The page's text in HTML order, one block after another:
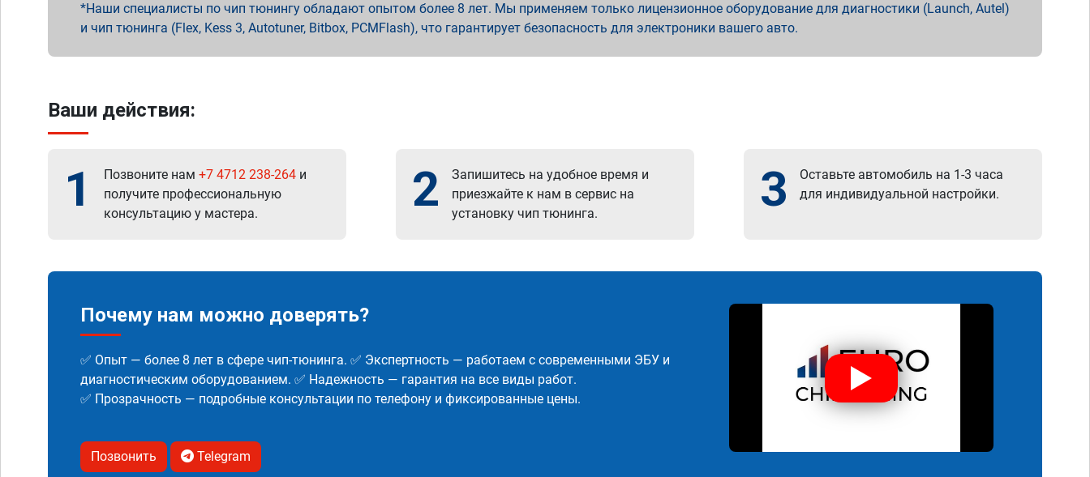
Наши специалисты по чип тюнингу обладают опытом более 8 лет. Мы применяем только лицензионное оборудование для диагностики (Launch, Autel)
и чип тюнинга (Flex, Kess 3, Autotuner, Bitbox, PCMFlash), что гарантирует безопасность для электроники вашего авто.
Ваши действия:
1 Позвоните нам +7 4712 238-264 и
получите профессиональную
консультацию у мастера.
2
Запишитесь на удобное время и
приезжайте к нам в сервис на
установку чип тюнинга.
3
Оставьте автомобиль на 1-3 часа
для индивидуальной настройки.
Почему нам можно доверять?
✅ Опыт — более 8 лет в сфере чип-тюнинга. ✅ Экспертность — работаем с современными ЭБУ и
диагностическим оборудованием. ✅ Надежность — гарантия на все виды работ.
✅ Прозрачность — подробные консультации по телефону и фиксированные цены.
Позвонить Telegram